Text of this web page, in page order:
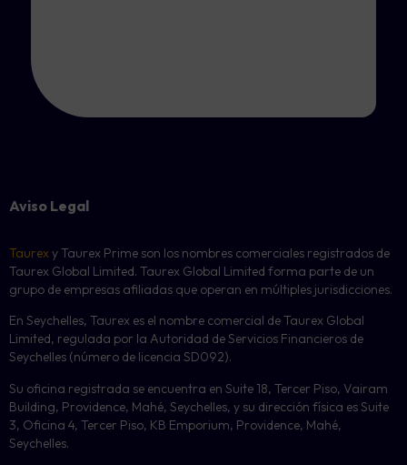
Aviso Legal
Taurexy Taurex Prime son los nombres comerciales registrados de
Taurex Global Limited. Taurex Global Limited forma parte de un
grupo de empresas afiliadas que operan en múltiples jurisdicciones.
En Seychelles, Taurex es el nombre comercial de Taurex Global
Limited, regulada por la Autoridad de Servicios Financieros de
Seychelles (número de licencia SD092).
Su oficina registrada se encuentra en Suite 18, Tercer Piso, Vairam
Building, Providence, Mahé, Seychelles, y su dirección física es Suite
3, Oficina 4, Tercer Piso, KB Emporium, Providence, Mahé,
Seychelles.